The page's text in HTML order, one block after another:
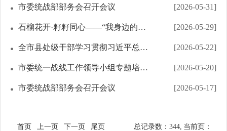
[2026-05-31]
市委统战部部务会召开会议
[2026-05-29]
石榴花开·籽籽同心——“我身边的民族团结进步故事”分享会暨“民族法治宣传周”...
[2026-05-22]
全市县处级干部学习贯彻习近平总书记关于加强和改进民族工作的重要思想和铸牢中华...
[2026-05-20]
市委统一战线工作领导小组专题培训班举办
[2026-05-17]
市委统战部部务会召开会议
首页 上一页 下一页 尾页 总记录数：344, 当前页：